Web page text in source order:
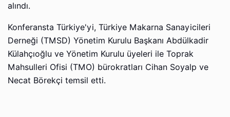
alındı.
Konferansta Türkiye'yi, Türkiye Makarna Sanayicileri
Derneği (TMSD) Yönetim Kurulu Başkanı Abdülkadir
Külahçıoğlu ve Yönetim Kurulu üyeleri ile Toprak
Mahsulleri Ofisi (TMO) bürokratları Cihan Soyalp ve
Necat Börekçi temsil etti.